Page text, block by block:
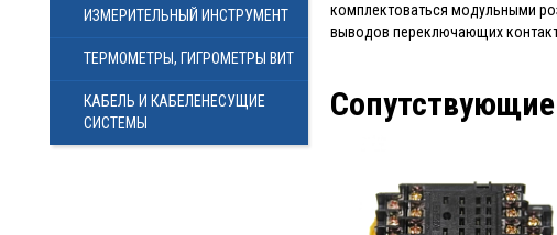
ИЗМЕРИТЕЛЬНЫЙ ИНСТРУМЕНТ
ТЕРМОМЕТРЫ, ГИГРОМЕТРЫ ВИТ
КАБЕЛЬ И КАБЕЛЕНЕСУЩИЕ
СИСТЕМЫ
комплектоваться модульными
выводов переключающих